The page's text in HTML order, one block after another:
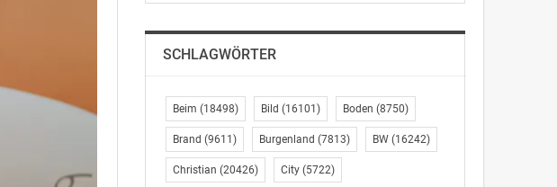
SCHLAGWÖRTER
Beim (18498) Bild (16101) Boden (8750)
Brand (9611) Burgenland (7813) BW(16242)
Christian (20426) City(5722)